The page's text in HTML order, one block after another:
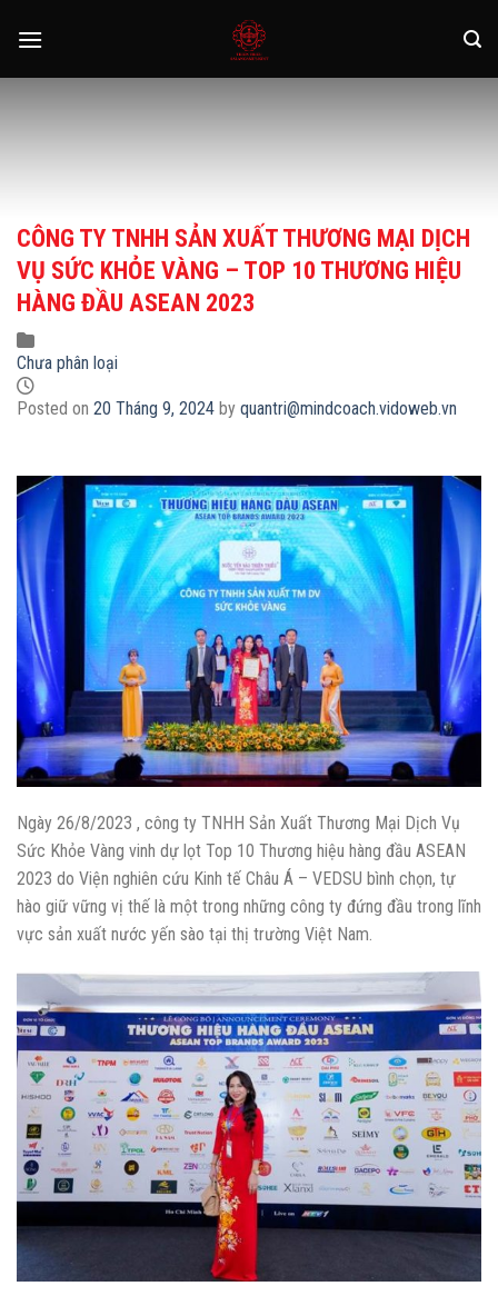
CÔNG TY TNHH SẢN XUẤT THƯƠNG MẠI DỊCH
VỤ SỨC KHỎE VÀNG – TOP 10 THƯƠNG HIỆU
HÀNG ĐẦU ASEAN 2023
Chưa phân loại
Posted on 20 Tháng 9, 2024 by quantri@mindcoach.vidoweb.vn
Ngày 26/8/2023 , công ty TNHH Sản Xuất Thương Mại Dịch Vụ
Sức Khỏe Vàng vinh dự lọt Top 10 Thương hiệu hàng đầu ASEAN
2023 do Viện nghiên cứu Kinh tế Châu Á – VEDSU bình chọn, tự
hào giữ vững vị thế là một trong những công ty đứng đầu trong lĩnh
vực sản xuất nước yến sào tại thị trường Việt Nam.